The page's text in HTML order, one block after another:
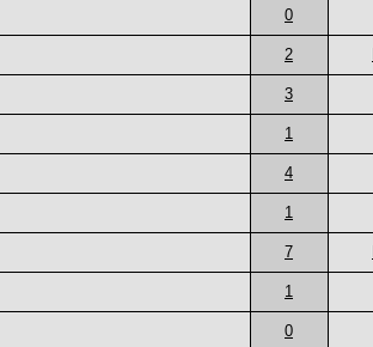
0
2
3
1
4
1
7
1
0